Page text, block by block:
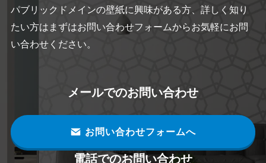
パブリックドメインの壁紙に興味がある方、詳しく知り
たい方はまずはお問い合わせフォームからお気軽にお問
い合わせください。
メールでのお問い合わせ
お問い合わせフォームへ
電話でのお問い合わせ